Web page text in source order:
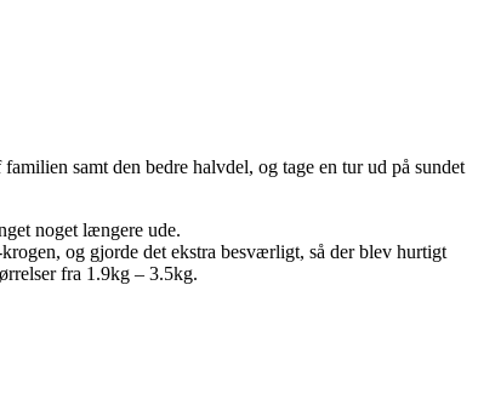
samt den bedre halvdel, og tage en tur ud på sundet
noget længere ude.
og gjorde det ekstra besværligt, så der blev hurtigt
fra 1.9kg – 3.5kg.